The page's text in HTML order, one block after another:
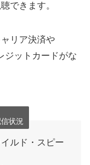
できます。
リア決済や
ジットカードがな
状況
ルド・スピー